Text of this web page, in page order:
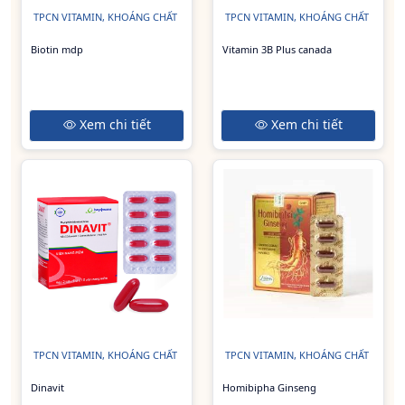
TPCN VITAMIN, KHOÁNG CHẤT
Biotin mdp
Xem chi tiết
TPCN VITAMIN, KHOÁNG CHẤT
Vitamin 3B Plus canada
Xem chi tiết
TPCN VITAMIN, KHOÁNG CHẤT
Dinavit
TPCN VITAMIN, KHOÁNG CHẤT
Homibipha Ginseng